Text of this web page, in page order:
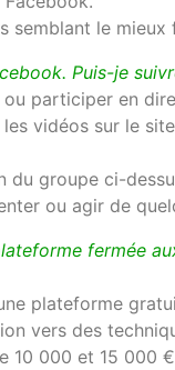
semblant le
Puis-je
participer en
vidéos sur le
du groupe ci-
ou agir de
fermée
plateforme
vers des
10 000 et 15 000